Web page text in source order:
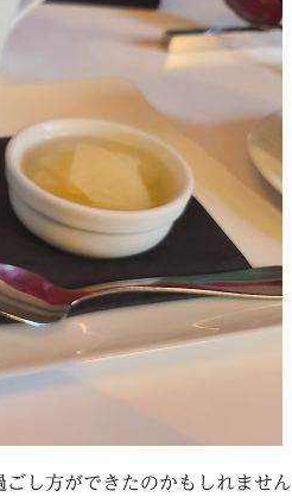
し方ができたのかもしれません